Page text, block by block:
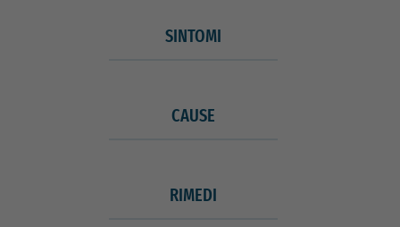
SINTOMI
CAUSE
RIMEDI